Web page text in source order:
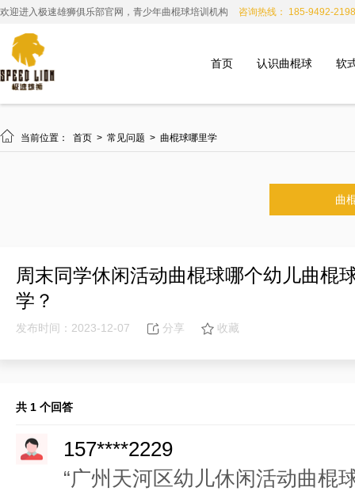
欢迎进入极速雄狮俱乐部官网，青少年曲棍球培训机构 咨询热线： 185-9492-2198
首页 认识曲棍球 软
 当前位置： 首页 > 常见问题 > 曲棍球哪里学
曲
周末同学休闲活动曲棍球哪个幼儿曲棍
学？
发布时间：2023-12-07 分享 收藏
共 1 个回答
157****2229
“广州天河区幼儿休闲活动曲棍